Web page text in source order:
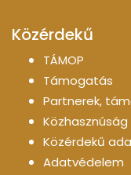
Közérdekű
TÁMOP
Támogatás
Partnerek,
Közhasznúság
Közérdekű
Adatvédelem